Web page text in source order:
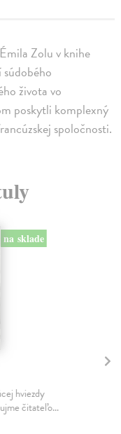
Zolu v knihe
života vo
poskytli komplexný
spoločnosti.
na sklade
hviezdy
čitateľo...